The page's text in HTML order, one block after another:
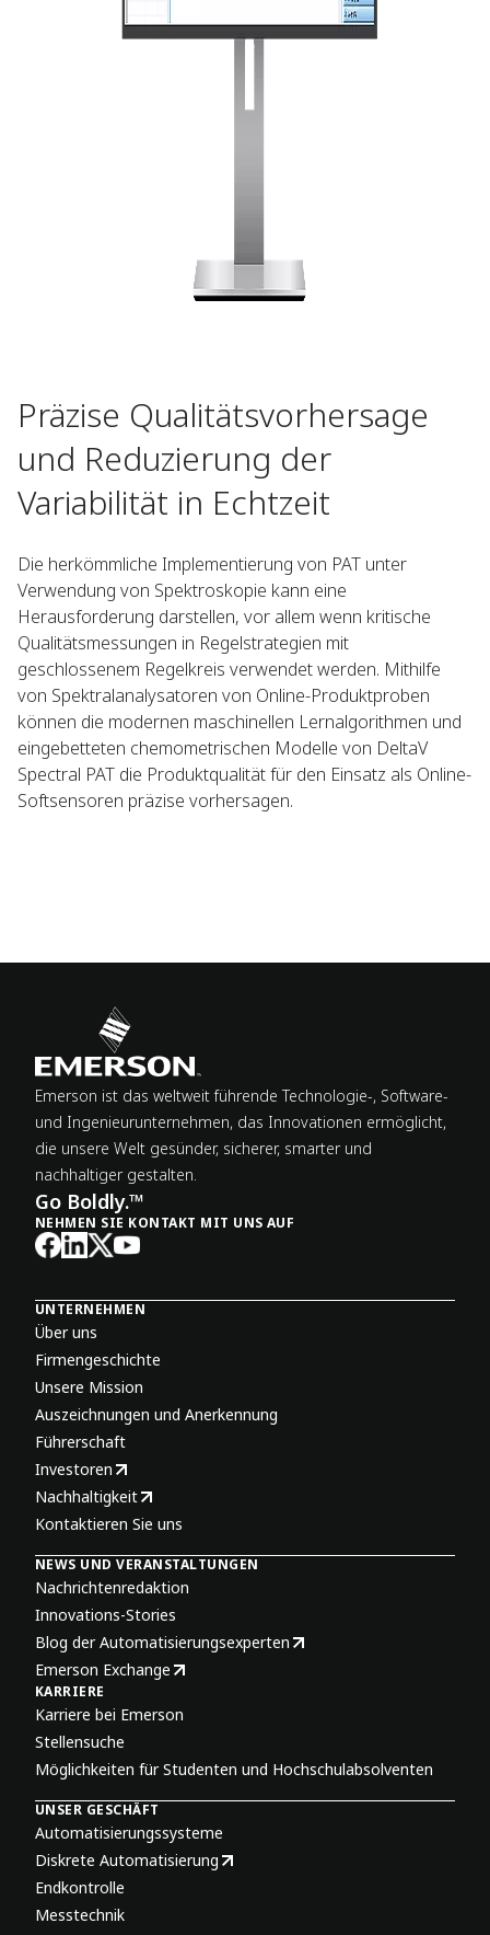
Präzise Qualitätsvorhersage
und Reduzierung der
Variabilität in Echtzeit
Die herkömmliche Implementierung von PAT unter
Verwendung von Spektroskopie kann eine
Herausforderung darstellen, vor allem wenn kritische
Qualitätsmessungen in Regelstrategien mit
geschlossenem Regelkreis verwendet werden. Mithilfe
von Spektralanalysatoren von Online-Produktproben
können die modernen maschinellen Lernalgorithmen und
eingebetteten chemometrischen Modelle von DeltaV
Spectral PAT die Produktqualität für den Einsatz als Online-
Softsensoren präzise vorhersagen.
Emerson ist das weltweit führende Technologie-, Software-
und Ingenieur­unternehmen, das Innovationen ermöglicht,
die unsere Welt gesünder, sicherer, smarter und
nachhaltiger gestalten.
Go Boldly.™
NEHMEN SIE KONTAKT MIT UNS AUF
UNTERNEHMEN
Über uns
Firmengeschichte
Unsere Mission
Auszeichnungen und Anerkennung
Führerschaft
Investoren
Nachhaltigkeit
Kontaktieren Sie uns
NEWS UND VERANSTALTUNGEN
Nachrichtenredaktion
Innovations-Stories
Blog der Automatisierungsexperten
Emerson Exchange
KARRIERE
Karriere bei Emerson
Stellensuche
Möglichkeiten für Studenten und Hochschulabsolventen
UNSER GESCHÄFT
Automatisierungssysteme
Diskrete Automatisierung
Endkontrolle
Messtechnik